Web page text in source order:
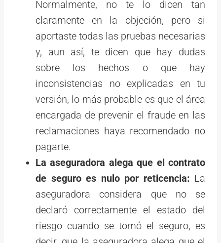
Normalmente, no te lo dicen tan
claramente en la objeción, pero si
aportaste todas las pruebas necesarias
y, aun así, te dicen que hay dudas
sobre los hechos o que hay
inconsistencias no explicadas en tu
versión, lo más probable es que el área
encargada de prevenir el fraude en las
reclamaciones haya recomendado no
pagarte.
La aseguradora alega que el contrato
de seguro es nulo por reticencia: La
aseguradora considera que no se
declaró correctamente el estado del
riesgo cuando se tomó el seguro, es